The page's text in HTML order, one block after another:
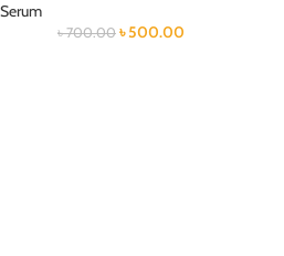
Serum
৳700.00 ৳500.00